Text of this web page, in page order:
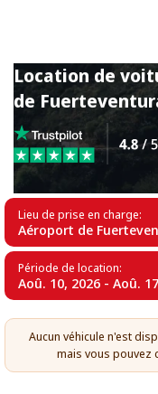
Location de
de
Lieu de prise en charge:
Aéroport de Fuerteventura (FUE)
Période de location:
Aoû. 10, 2026 - Aoû.
Aucun véhicule n'est
mais vous pouvez